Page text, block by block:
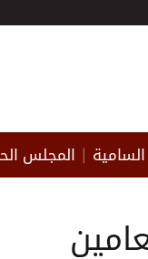
السامية المجلس